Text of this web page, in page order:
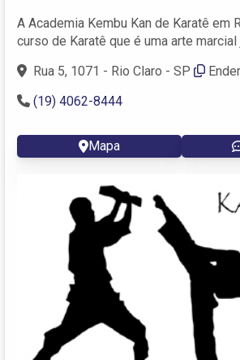
A Academia Kembu Kan de Karatê em
curso de Karatê que é uma arte marcial
Rua 5, 1071 - Rio Claro - SP
(19) 4062-8444
Mapa